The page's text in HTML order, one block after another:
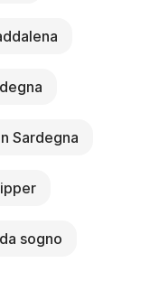
Sardegna
sogno